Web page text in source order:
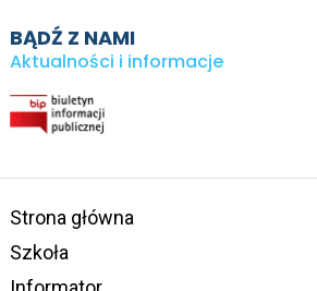
BĄDŹ Z NAMI
Aktualności i informacje
Strona główna
Szkoła